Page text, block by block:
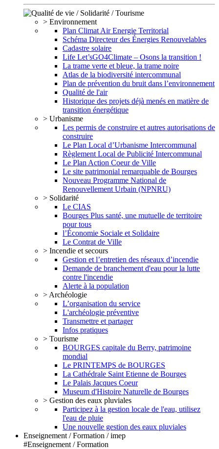
> Environnement
Plan Climat Air Energie Territorial
Schéma Directeur des Énergies Renouvelables
Cadastre solaire
Life Let’sGO4Climate – Osons la transition !
La trame verte et bleue, la trame noire
Atlas de la biodiversité intercommunal
Plan de prévention du bruit dans l’environnement
Qualité de l'air
Historique des projets déjà menés en matière de
transition énergétique
> Urbanisme
Les permis de construire et autres autorisations de
construire
Le Plan Local d’Urbanisme Intercommunal
Règlement Local de Publicité Intercommunal
Le Plan Action Coeur de Ville
Le site patrimonial remarquable de Bourges
Nouveau Programme National de
Renouvellement Urbain (NPNRU)
> Solidarité
Le CIAS
Bourges Plus santé, une mutuelle de territoire
pour tous
l’Économie Sociale et Solidaire
Le Contrat de Ville
> Incendie et secours
Gestion et l’entretien des réseaux d’incendie
Demande de branchement d'eau pour la lutte
contre l'incendie
Alerte à la population
> Archéologie
L’organisation du service
L'archéologie préventive
Transmettre et partager
Infos pratiques
> Tourisme
BOURGES capitale du Berry, patrimoine
mondial
Le PRINTEMPS de BOURGES
La Cathédrale Saint Etienne de Bourges
Le Palais Jacques Coeur
Museum d'Histoire Naturelle de Bourges
> Gestion des eaux pluviales
Participez à la gestion locale de l'eau, utilisez
l'eau de pluie
Une nouvelle gestion des eaux pluviales
Enseignement / Formation / imep
#Enseignement / Formation